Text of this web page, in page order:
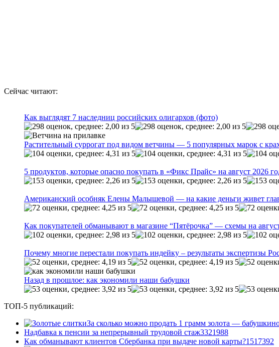
Сейчас читают:
Как выглядят 7 наследниц российских олигархов (фото)
Растительный суррогат под видом ветчины — 5 популярных марок с
5 продуктов, которые опасно покупать в «Фикс Прайс» на август 2026
Американский особняк Елены Малышевой — на какие деньги живет
Как покупателей обманывают в магазине “Пятёрочка” — схемы на
Почему многие перестали покупать индейку – результаты экспертизы
Назад в прошлое: как экономили наши бабушки
ТОП-5 публикаций:
За сколько можно продать 1 грамм золота —
Надбавка к пенсии за непрерывный трудовой стаж3321988
Как обманывают клиентов Сбербанка при выдаче новой карты?1517392